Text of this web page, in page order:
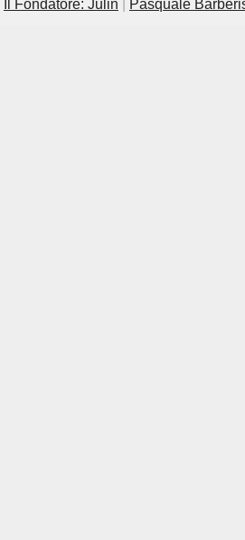
Il Fondatore: Julin Pasquale